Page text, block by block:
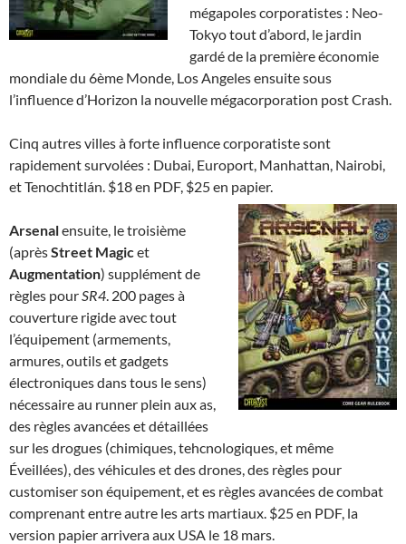
mégapoles corporatistes : Neo-
Tokyo tout d’abord, le jardin
gardé de la première économie
mondiale du 6ème Monde, Los Angeles ensuite sous
l’influence d’Horizon la nouvelle mégacorporation post Crash.
Cinq autres villes à forte influence corporatiste sont
rapidement survolées : Dubai, Europort, Manhattan, Nairobi,
et Tenochtitlán. $18 en PDF, $25 en papier.
Arsenalensuite, le troisième
(aprèsStreet Magicet
Augmentation) supplément de
règles pourSR4. 200 pages à
couverture rigide avec tout
l’équipement (armements,
armures, outils et gadgets
électroniques dans tous le sens)
nécessaire au runner plein aux as,
des règles avancées et détaillées
sur les drogues (chimiques, tehcnologiques, et même
Éveillées), des véhicules et des drones, des règles pour
customiser son équipement, et es règles avancées de combat
comprenant entre autre les arts martiaux. $25 en PDF, la
version papier arrivera aux USA le 18 mars.